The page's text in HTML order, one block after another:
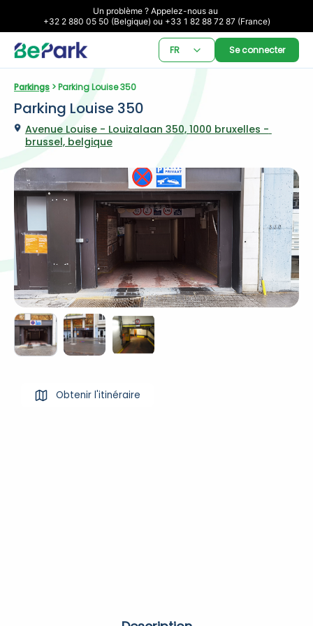
Un problème ? Appelez-nous au
+32 2 880 05 50 (Belgique) ou +33 1 82 88 72 87 (France)
FR Se connecter
Parkings > Parking Louise 350
Parking Louise 350
Avenue Louise - Louizalaan 350, 1000 bruxelles -
brussel, belgique
Obtenir l'itinéraire